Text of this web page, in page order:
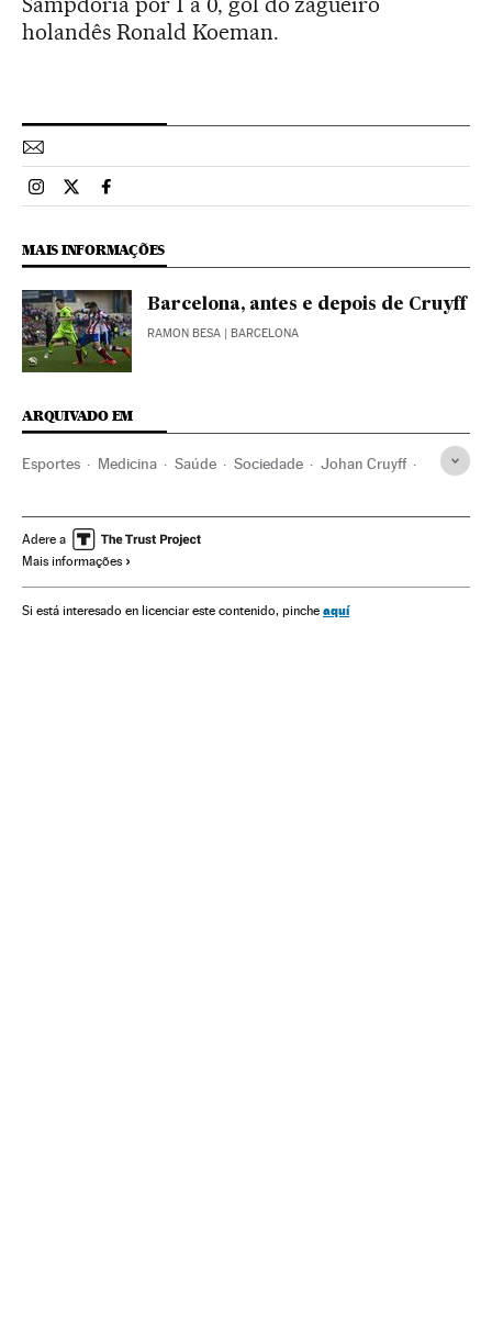
holandês Ronald Koeman.
Esportes El País Brasil en Instagram
Esportes El País Brasil en Twitter
Esportes El País Brasil en Facebook
MAIS INFORMAÇÕES
Barcelona, antes e depois de Cruyff
RAMON BESA | BARCELONA
ARQUIVADO EM
Esportes Medicina Saúde Sociedade Johan Cruyff
Times esportes Futebol
Adere a
Mais informações
Si está interesado en licenciar este contenido, pinche aquí